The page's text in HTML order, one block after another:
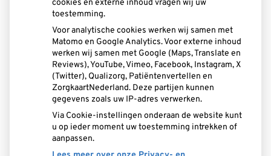
Samen blijven we alert — en zorgen we ervoor dat
digitale communicatie veilig blijft.
Adresgegevens
Brecklenkamp 22
7556 NT Hengelo
074-2774983
info@tpsnijders.nl
cookies en externe inhoud vragen wij uw
toestemming.
Voor analytische cookies werken wij samen met
Matomo en Google Analytics. Voor externe inhoud
werken wij samen met Google (Maps, Translate en
Reviews), YouTube, Vimeo, Facebook, Instagram, X
(Twitter), Qualizorg, Patiëntenvertellen en
ZorgkaartNederland. Deze partijen kunnen
gegevens zoals uw IP-adres verwerken.
Via Cookie-instellingen onderaan de website kunt
u op ieder moment uw toestemming intrekken of
aanpassen.